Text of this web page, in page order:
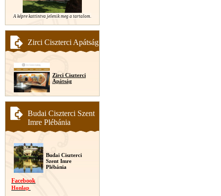
A képre kattintva jelenik meg a tartalom.
Zirci Ciszterci Apátság
Zirci Ciszterci
Apátság
Budai Ciszterci Szent
Imre Plébánia
Budai Ciszterci
Szent Imre
Plébánia
Facebook
Honlap